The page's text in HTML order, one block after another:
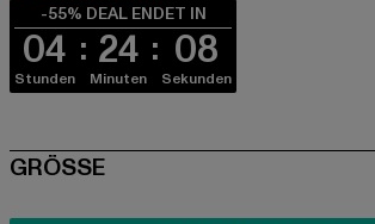
-55% DEAL ENDET IN
04
Stunden
24
Minuten
07
Sekunden
SIZE
GRÖSSE